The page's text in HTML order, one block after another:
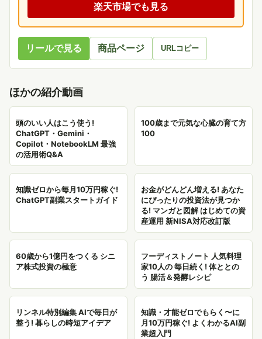
楽天市場でも見る
リールで見る 商品ページ URLコピー
ほかの紹介動画
頭のいい人はこう使う!
ChatGPT・Gemini・
Copilot・NotebookLM 最強
の活用術Q&A
100歳まで元気な心臓の育て方
100
知識ゼロから毎月10万円稼ぐ!
ChatGPT副業スタートガイド
お金がどんどん増える! あなた
にぴったりの投資法が見つか
る! マンガと図解 はじめての資
産運用 新NISA対応改訂版
60歳から1億円をつくる シニ
ア株式投資の極意
フーディストノート 人気料理
家10人の 毎日続く! 体ととの
う 腸活＆発酵レシピ
リンネル特別編集 AIで毎日が
整う! 暮らしの時短アイデア
知識・才能ゼロでもらく〜に
月10万円稼ぐ! よくわかるAI副
業超入門